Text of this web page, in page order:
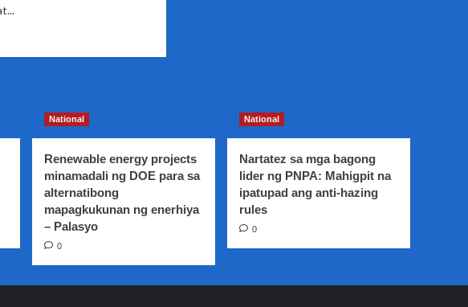
National
Renewable energy projects
minamadali ng DOE para sa
alternatibong
mapagkukunan ng enerhiya
– Palasyo
0
National
Nartatez sa mga bagong
lider ng PNPA: Mahigpit na
ipatupad ang anti-hazing
rules
0